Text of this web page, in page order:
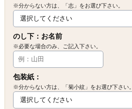
※分からない方は、「志」をお選び下さい。
のし下：お名前
※必要な場合のみ、ご記入下さい。
包装紙：
※分からない方は、「菊小紋」をお選び下さい。